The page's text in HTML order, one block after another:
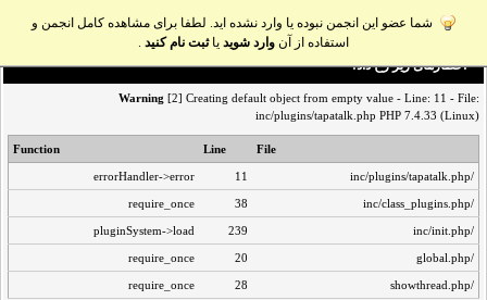
شما عضو این انجمن نبوده یا وارد نشده اید. لطفا برای مشاهده کامل انجمن و
استفاده از آن وارد شوید یاثبت نام کنید .
اخطار‌های زیر رخ داد:
Warning [2] Creating default object from empty value - Line: 11 - File:
inc/plugins/tapatalk.php PHP 7.4.33 (Linux)
File
Line
Function
/inc/plugins/tapatalk.php
11
errorHandler->error
/inc/class_plugins.php
38
require_once
/inc/init.php
239
pluginSystem->load
/global.php
20
require_once
/showthread.php
28
require_once